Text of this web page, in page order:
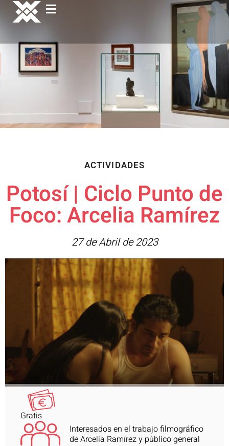
ACTIVIDADES
Potosí | Ciclo Punto de
Foco: Arcelia Ramírez
27 de Abril de 2023
Gratis
Interesados en el trabajo filmográfico
de Arcelia Ramírez y público general